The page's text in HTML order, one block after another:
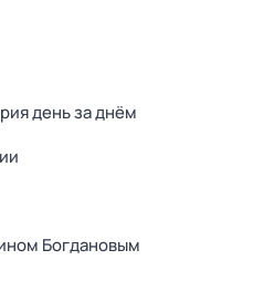
день за днём
Богдановым